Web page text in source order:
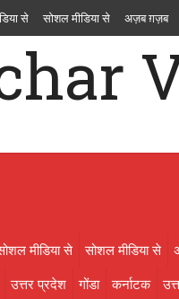
से सोशल मीडिया से अज़ब ग़ज़ब
उत्तराखण्ड गुजरात
राजस्थान लक्षदीप राष्ट्रीय
मीडिया से सोशल मीडिया से
उत्तर प्रदेश गोंडा कर्नाटक